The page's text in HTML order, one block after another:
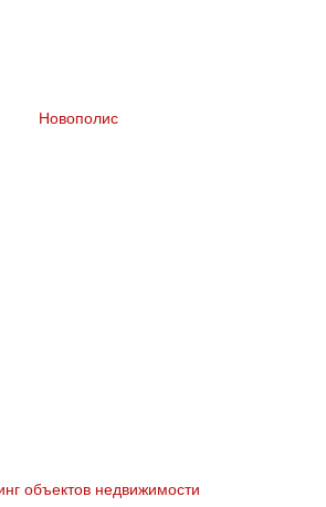
Новополис
объектов недвижимости